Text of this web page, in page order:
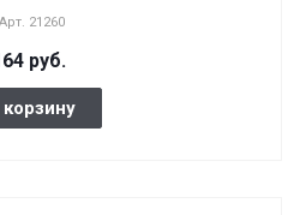
Арт. 21260
руб.